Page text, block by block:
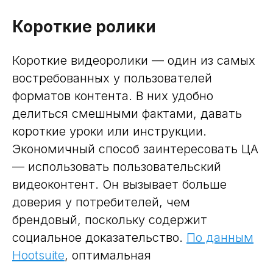
Короткие ролики
Короткие видеоролики — один из самых
востребованных у пользователей
форматов контента. В них удобно
делиться смешными фактами, давать
короткие уроки или инструкции.
Экономичный способ заинтересовать ЦА
— использовать пользовательский
видеоконтент. Он вызывает больше
доверия у потребителей, чем
брендовый, поскольку содержит
социальное доказательство. По данным
Hootsuite, оптимальная